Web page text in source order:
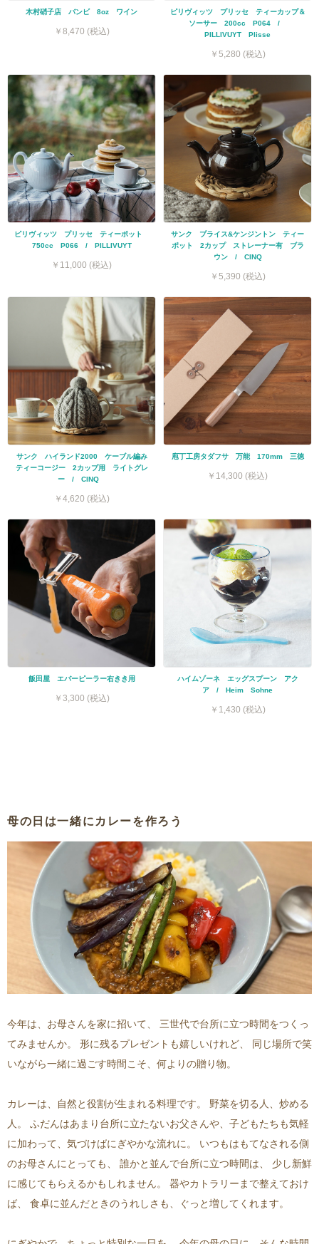
木村硝子店 バンビ 8oz ワイン
￥8,470 (税込)
ピリヴィッツ プリッセ ティーカップ＆
ソーサー 200cc P064 /
PILLIVUYT Plisse
￥5,280 (税込)
ピリヴィッツ プリッセ ティーポット
750cc P066 / PILLIVUYT
￥11,000 (税込)
サンク プライス&ケンジントン ティー
ポット 2カップ ストレーナー有 ブラ
ウン / CINQ
￥5,390 (税込)
サンク ハイランド2000 ケーブル編み
ティーコージー 2カップ用 ライトグレ
ー / CINQ
￥4,620 (税込)
庖丁工房タダフサ 万能 170mm 三徳
￥14,300 (税込)
飯田屋 エバーピーラー右きき用
￥3,300 (税込)
ハイムゾーネ エッグスプーン アク
ア / Heim Sohne
￥1,430 (税込)
母の日は一緒にカレーを作ろう
今年は、お母さんを家に招いて、 三世代で台所に立つ時間をつくっ
てみませんか。 形に残るプレゼントも嬉しいけれど、 同じ場所で笑
いながら一緒に過ごす時間こそ、何よりの贈り物。
カレーは、自然と役割が生まれる料理です。 野菜を切る人、炒める
人。 ふだんはあまり台所に立たないお父さんや、子どもたちも気軽
に加わって、気づけばにぎやかな流れに。 いつもはもてなされる側
のお母さんにとっても、 誰かと並んで台所に立つ時間は、 少し新鮮
に感じてもらえるかもしれません。 器やカトラリーまで整えておけ
ば、 食卓に並んだときのうれしさも、ぐっと増してくれます。